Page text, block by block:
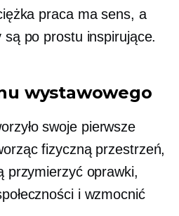
praca ma sens, a
po prostu inspirujące.
wystawowego
swoje pierwsze
fizyczną przestrzeń,
przymierzyć oprawki,
i wzmocnić